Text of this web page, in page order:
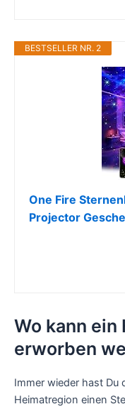
BESTSELLER NR. 2
One Fire
Projector
Wo kann
erworben
Immer wieder hast Du
Heimatregion einen